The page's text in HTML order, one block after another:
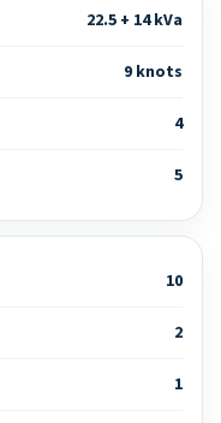
22.5 + 14 kVa
9 knots
4
5
10
2
1